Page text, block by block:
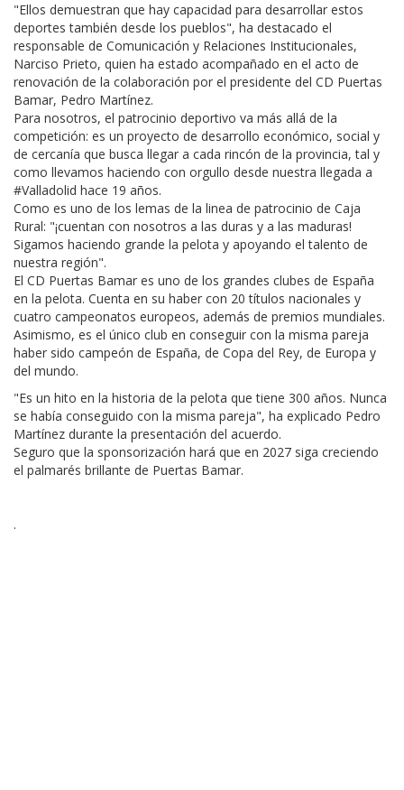
"Ellos demuestran que hay capacidad para desarrollar estos
deportes también desde los pueblos", ha destacado el
responsable de Comunicación y Relaciones Institucionales,
Narciso Prieto, quien ha estado acompañado en el acto de
renovación de la colaboración por el presidente del CD Puertas
Bamar, Pedro Martínez.
Para nosotros, el patrocinio deportivo va más allá de la
competición: es un proyecto de desarrollo económico, social y
de cercanía que busca llegar a cada rincón de la provincia, tal y
como llevamos haciendo con orgullo desde nuestra llegada a
#Valladolid hace 19 años.
Como es uno de los lemas de la linea de patrocinio de Caja
Rural: "¡cuentan con nosotros a las duras y a las maduras!
Sigamos haciendo grande la pelota y apoyando el talento de
nuestra región".
El CD Puertas Bamar es uno de los grandes clubes de España
en la pelota. Cuenta en su haber con 20 títulos nacionales y
cuatro campeonatos europeos, además de premios mundiales.
Asimismo, es el único club en conseguir con la misma pareja
haber sido campeón de España, de Copa del Rey, de Europa y
del mundo.
"Es un hito en la historia de la pelota que tiene 300 años. Nunca
se había conseguido con la misma pareja", ha explicado Pedro
Martínez durante la presentación del acuerdo.
Seguro que la sponsorización hará que en 2027 siga creciendo
el palmarés brillante de Puertas Bamar.
.